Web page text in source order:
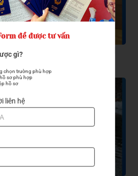
NGUYỄN THỊ TRANG
để được tư vấn
gì?
chọn trường phù hợp
hồ sơ phù hợp
hồ sơ
liên hệ